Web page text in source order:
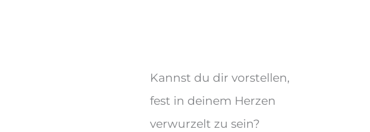
Kannst du dir vorstellen,
fest in deinem Herzen
verwurzelt zu sein?